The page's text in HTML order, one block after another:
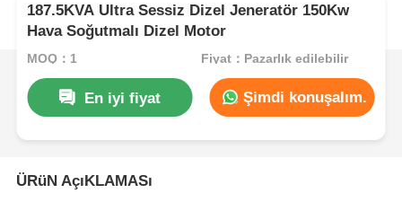
187.5KVA Ultra Sessiz Dizel Jeneratör 150Kw
Hava Soğutmalı Dizel Motor
MOQ：1 Fiyat：Pazarlık edilebilir
En iyi fiyat Şimdi konuşalım.
ÜRüN AçıKLAMASı